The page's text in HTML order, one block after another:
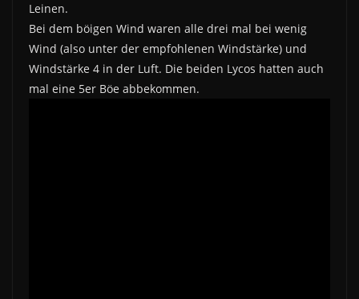
Leinen.
Bei dem böigen Wind waren alle drei mal bei wenig
Wind (also unter der empfohlenen Windstärke) und
Windstärke 4 in der Luft. Die beiden Lycos hatten auch
mal eine 5er Böe abbekommen.